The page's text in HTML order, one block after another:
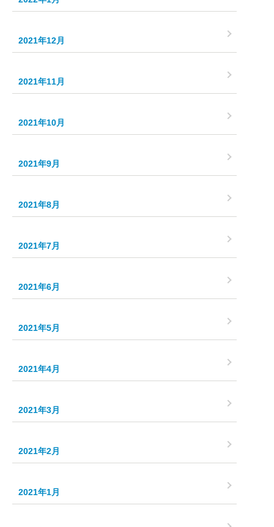
2021年12月
2021年11月
2021年10月
2021年9月
2021年8月
2021年7月
2021年6月
2021年5月
2021年4月
2021年3月
2021年2月
2021年1月